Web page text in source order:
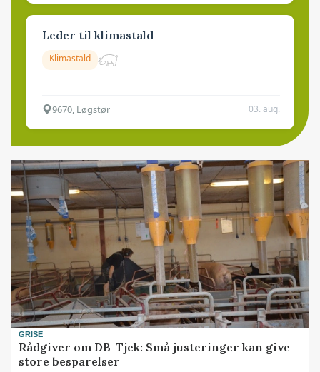
Leder til klimastald
Klimastald
9670, Løgstør 03. aug.
GRISE
Rådgiver om DB-Tjek: Små justeringer kan give
store besparelser